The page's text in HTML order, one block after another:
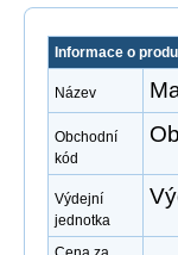
Informace o
Název
Obchodní
kód
Výdejní
jednotka